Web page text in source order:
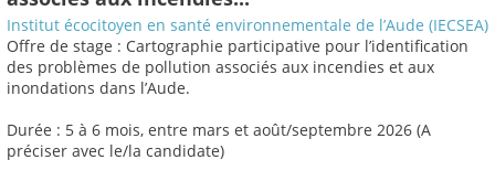
Institut écocitoyen en santé environnementale de l’Aude (IECSEA)
Offre de stage : Cartographie participative pour l’identification
des problèmes de pollution associés aux incendies et aux
inondations dans l’Aude.
Durée : 5 à 6 mois, entre mars et août/septembre 2026 (A
préciser avec le/la candidate)